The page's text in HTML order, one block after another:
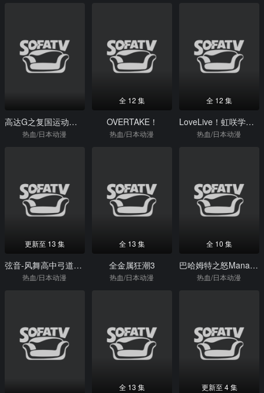
高达G之复国运动剧场版IV在激斗中呼唤爱
热血/日本动漫
全 12 集
OVERTAKE！
热血/日本动漫
全 12 集
LoveLive！虹咲学园学园偶像同好会四格漫
热血/日本动漫
更新至 13 集
弦音-风舞高中弓道部-第二季
热血/日本动漫
全 13 集
全金属狂潮3
热血/日本动漫
全 10 集
巴哈姆特之怒ManariaFriends
热血/日本动漫
全 13 集 更新至 4 集